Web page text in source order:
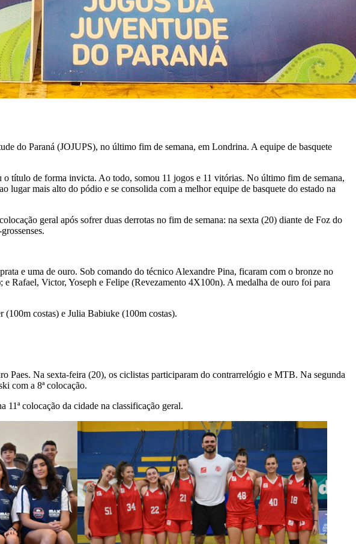
do Paraná (JOJUPS), no último fim de semana, em Londrina. A equipe de basquete
título de forma invicta. Ao todo, somou 11 jogos e 11 vitórias. No último fim de semana,
mais alto do pódio e se consolida com a melhor equipe de basquete do estado na
geral após sofrer duas derrotas no fim de semana: na sexta (20) diante de Foz do
e uma de ouro. Sob comando do técnico Alexandre Pina, ficaram com o bronze no
Rafael, Victor, Yoseph e Felipe (Revezamento 4X100n). A medalha de ouro foi para
costas) e Julia Babiuke (100m costas).
Paes. Na sexta-feira (20), os ciclistas participaram do contrarrelógio e MTB. Na segunda
com a 8ª colocação.
11ª colocação da cidade na classificação geral.